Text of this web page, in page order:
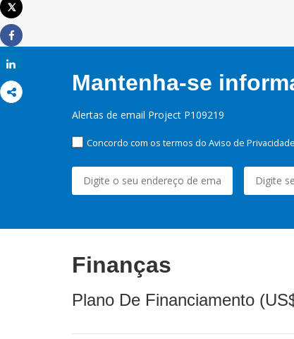
Imprimir
Tweet
Share
Mantenha-se
Alertas de email Project P109219
Concordo com os termos do Aviso de
Finanças
Plano De Financiamento